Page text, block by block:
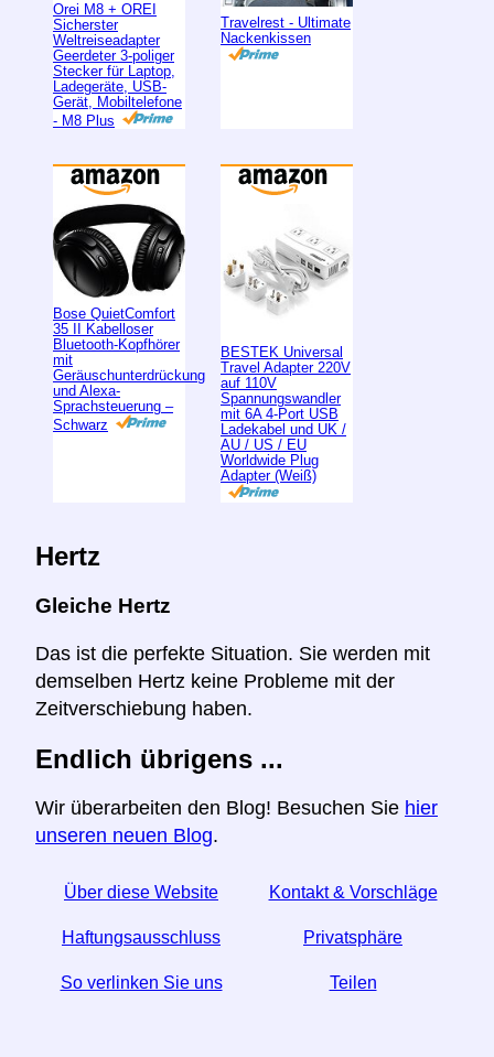
Orei M8 + OREI
Sicherster
Weltreiseadapter
Geerdeter 3-poliger
Stecker für Laptop,
Ladegeräte, USB-
Gerät, Mobiltelefone
- M8 Plus
Travelrest - Ultimate
Nackenkissen
Bose QuietComfort
35 II Kabelloser
Bluetooth-Kopfhörer
mit
Geräuschunterdrückung
und Alexa-
Sprachsteuerung –
Schwarz
BESTEK Universal
Travel Adapter 220V
auf 110V
Spannungswandler
mit 6A 4-Port USB
Ladekabel und UK /
AU / US / EU
Worldwide Plug
Adapter (Weiß)
Hertz
Gleiche Hertz
Das ist die perfekte Situation. Sie werden mit
demselben Hertz keine Probleme mit der
Zeitverschiebung haben.
Endlich übrigens ...
Wir überarbeiten den Blog! Besuchen Sie hier
unseren neuen Blog.
Über diese Website Kontakt & Vorschläge
Haftungsausschluss Privatsphäre
So verlinken Sie uns Teilen